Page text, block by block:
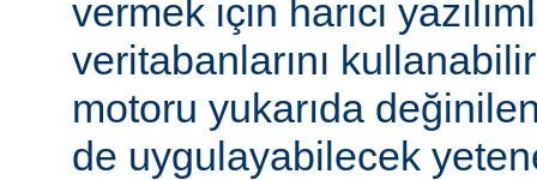
vermek için harici
veritabanlarını
motoru yukarıda
de uygulayabilecek